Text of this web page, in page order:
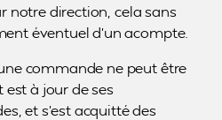
notre direction, cela sans
éventuel d’un acompte.
commande ne peut être
est à jour de ses
et s’est acquitté des